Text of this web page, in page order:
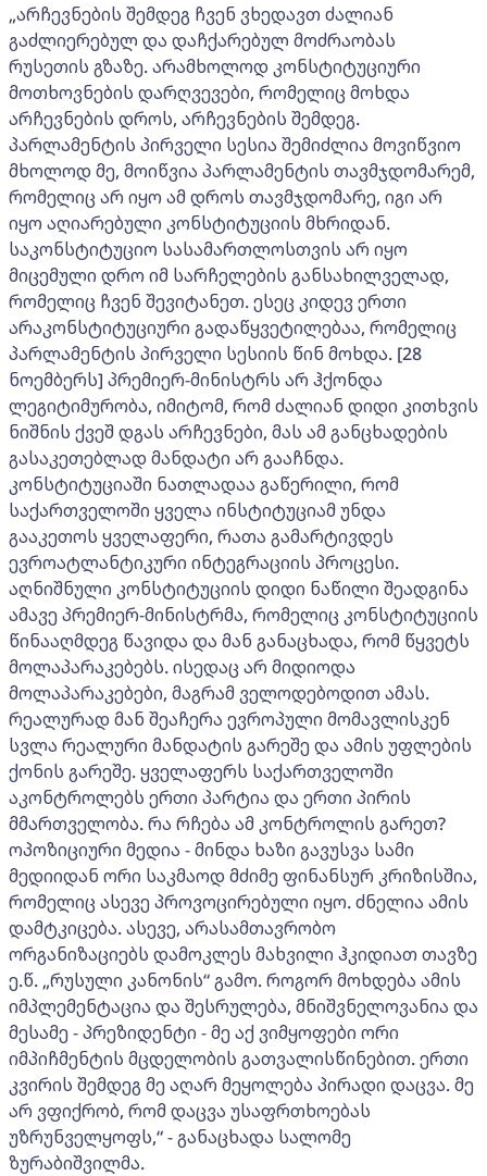
„არჩევნების შემდეგ ჩვენ ვხედავთ ძალიან
გაძლიერებულ და დაჩქარებულ მოძრაობას
რუსეთის გზაზე. არამხოლოდ კონსტიტუციური
მოთხოვნების დარღვევები, რომელიც მოხდა
არჩევნების დროს, არჩევნების შემდეგ.
პარლამენტის პირველი სესია შემიძლია მოვიწვიო
მხოლოდ მე, მოიწვია პარლამენტის თავმჯდომარემ,
რომელიც არ იყო ამ დროს თავმჯდომარე, იგი არ
იყო აღიარებული კონსტიტუციის მხრიდან.
საკონსტიტუციო სასამართლოსთვის არ იყო
მიცემული დრო იმ სარჩელების განსახილველად,
რომელიც ჩვენ შევიტანეთ. ესეც კიდევ ერთი
არაკონსტიტუციური გადაწყვეტილებაა, რომელიც
პარლამენტის პირველი სესიის წინ მოხდა. [28
ნოემბერს] პრემიერ-მინისტრს არ ჰქონდა
ლეგიტიმურობა, იმიტომ, რომ ძალიან დიდი კითხვის
ნიშნის ქვეშ დგას არჩევნები, მას ამ განცხადების
გასაკეთებლად მანდატი არ გააჩნდა.
კონსტიტუციაში ნათლადაა გაწერილი, რომ
საქართველოში ყველა ინსტიტუციამ უნდა
გააკეთოს ყველაფერი, რათა გამარტივდეს
ევროატლანტიკური ინტეგრაციის პროცესი.
აღნიშნული კონსტიტუციის დიდი ნაწილი შეადგინა
ამავე პრემიერ-მინისტრმა, რომელიც კონსტიტუციის
წინააღმდეგ წავიდა და მან განაცხადა, რომ წყვეტს
მოლაპარაკებებს. ისედაც არ მიდიოდა
მოლაპარაკებები, მაგრამ ველოდებოდით ამას.
რეალურად მან შეაჩერა ევროპული მომავლისკენ
სვლა რეალური მანდატის გარეშე და ამის უფლების
ქონის გარეშე. ყველაფერს საქართველოში
აკონტროლებს ერთი პარტია და ერთი პირის
მმართველობა. რა რჩება ამ კონტროლის გარეთ?
ოპოზიციური მედია - მინდა ხაზი გავუსვა სამი
მედიიდან ორი საკმაოდ მძიმე ფინანსურ კრიზისშია,
რომელიც ასევე პროვოცირებული იყო. ძნელია ამის
დამტკიცება. ასევე, არასამთავრობო
ორგანიზაციებს დამოკლეს მახვილი ჰკიდიათ თავზე
ე.წ. „რუსული კანონის“ გამო. როგორ მოხდება ამის
იმპლემენტაცია და შესრულება, მნიშვნელოვანია და
მესამე - პრეზიდენტი - მე აქ ვიმყოფები ორი
იმპიჩმენტის მცდელობის გათვალისწინებით. ერთი
კვირის შემდეგ მე აღარ მეყოლება პირადი დაცვა. მე
არ ვფიქრობ, რომ დაცვა უსაფრთხოებას
უზრუნველყოფს,“ - განაცხადა სალომე
ზურაბიშვილმა.